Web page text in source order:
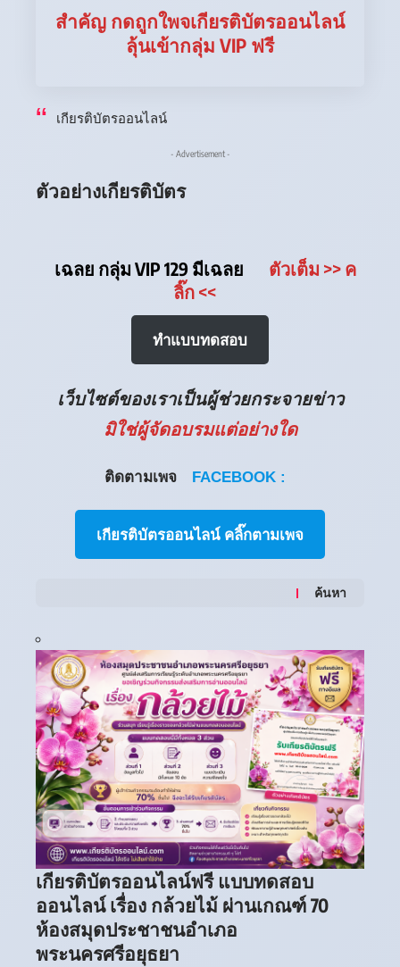
สำคัญ กดถูกใพจเกียรติบัตรออนไลน์
ลุ้นเข้ากลุ่ม VIP ฟรี
เกียรติบัตรออนไลน์
- Advertisement -
ตัวอย่างเกียรติบัตร
เฉลย กลุ่ม VIP 129 มีเฉลย ตัวเต็ม >> ค
ลิ๊ก <<
ทำแบบทดสอบ
เว็บไซต์ของเราเป็นผู้ช่วยกระจายข่าว
มิใช่ผู้จัดอบรมแต่อย่างใด
ติดตามเพจ FACEBOOK :
เกียรติบัตรออนไลน์ คลิ๊กตามเพจ
ค้นหา
เกียรติบัตรออนไลน์ฟรี แบบทดสอบ
ออนไลน์ เรื่อง กล้วยไม้ ผ่านเกณฑ์ 70
ห้องสมุดประชาชนอำเภอ
พระนครศรีอยุธยา